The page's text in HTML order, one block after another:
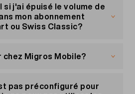
j'ai épuisé le volume de
mon abonnement
ou Swiss Classic?
consommé, le tarif de
de données pour naviguer
Migros Mobile?
de téléphone:
pas préconfiguré pour